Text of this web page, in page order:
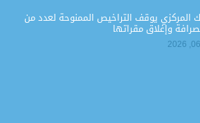
المركزي يوقف التراخيص الممنوحة لعدد من
وإغلاق مقراتها